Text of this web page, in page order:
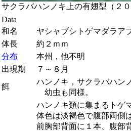
サクラバハンノキ上の有翅型（２
Data
和名
ヤシャブシトゲマダラア
体長
約２ｍｍ
分布
本州，他不明
出現期
７～８月
餌
ハンノキ，サクラバハン
幼虫も同様。
ハンノキ類に集まるトゲ
体色は淡褐色で腹部両側
前胸部背面に１本、腹部